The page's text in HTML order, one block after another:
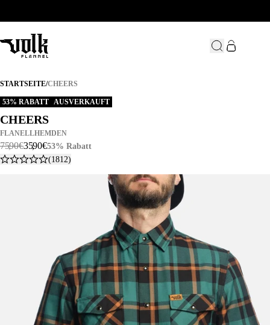
STARTSEITE/CHEERS
CHEERS
53% RABATT AUSVERKAUFT
CHEERS
CHEERS
FLANELLHEMDEN
75,90€35,90€53% Rabatt
(1812)